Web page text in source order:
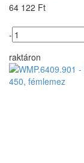
64 122 Ft
-
raktáron